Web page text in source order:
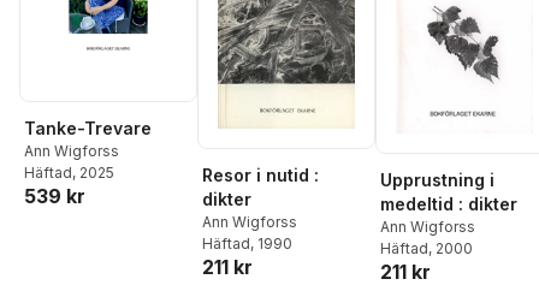
Tanke-Trevare
Ann Wigforss
Häftad, 2025
539 kr
Resor i nutid :
dikter
Ann Wigforss
Häftad, 1990
211 kr
Upprustning i
medeltid : dikter
Ann Wigforss
Häftad, 2000
211 kr